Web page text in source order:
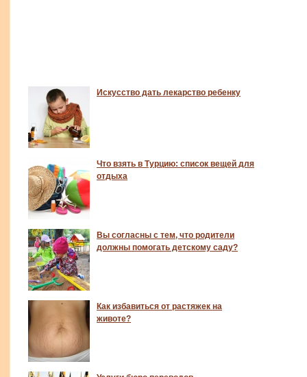
Искусство дать лекарство ребенку
Что взять в Турцию: список вещей для
отдыха
Вы согласны с тем, что родители
должны помогать детскому саду?
Как избавиться от растяжек на
животе?